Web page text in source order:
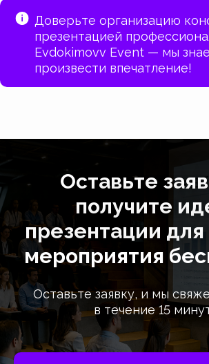
Доверьте организацию
презентацией
Evdokimovv Event — мы
произвести впечатление!
Оставьте
получите
презентации
мероприятия
Оставьте заявку, и мы
в течение 15